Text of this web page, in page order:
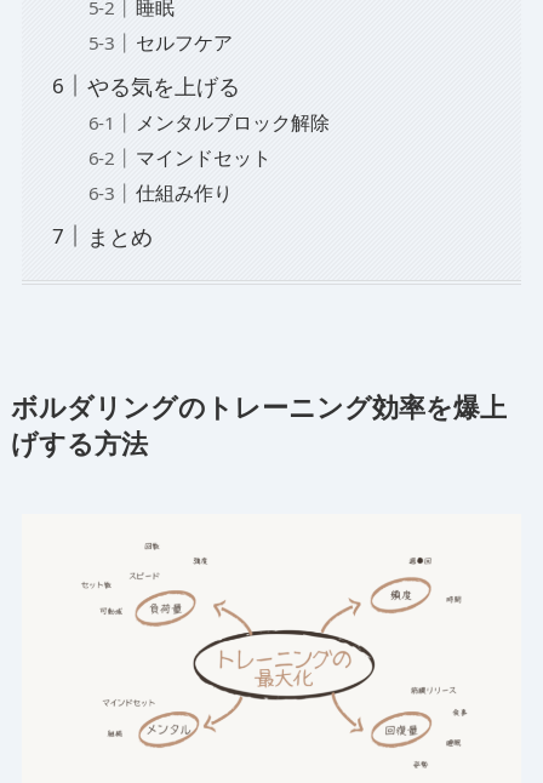
睡眠
セルフケア
やる気を上げる
メンタルブロック解除
マインドセット
仕組み作り
まとめ
ボルダリングのトレーニング効率を爆上
げする方法